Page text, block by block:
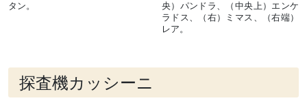
タン。
央）パンドラ、（中央上）エンケ
ラドス、（右）ミマス、（右端）
レア。
探査機カッシーニ